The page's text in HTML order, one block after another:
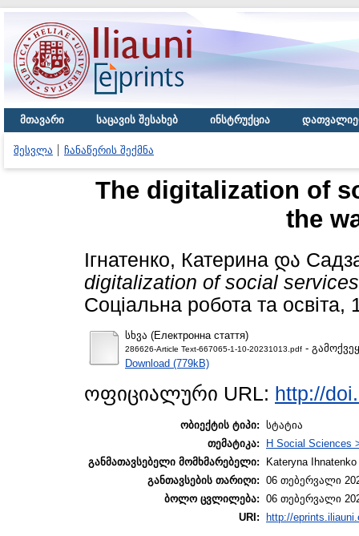
მთავარი საცავის შესახებ ინსტრუქცია
შესვლა ჩანაწერის შექმნა
The digitalization of
the
Ігнатенко, Катерина და
digitalization of social
Соціальна робота та
სხვა (Електронна стаття)
286626-Article Text-667065-1-10-20231013.pdf -
Download (779kB)
ოფიციალური URL: http://
ობიექტის ტიპი: სტატია
თემატიკა:
H Social Sciences
განმათავსებელი მომხმარებელი:
Kateryna Ihnatenko
განთავსების თარიღი: 06 თებერვალი
ბოლო ცვლილება: 06 თებერვალი
URI:
http://